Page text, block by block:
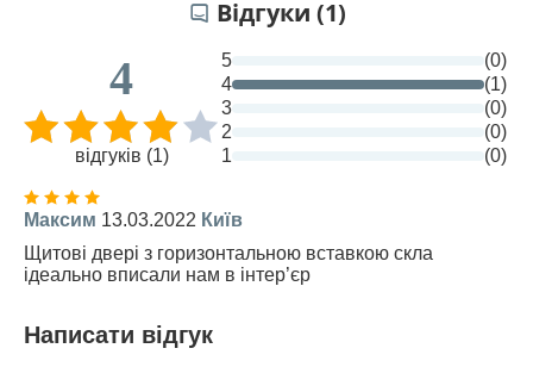
Відгуки (1)
4
відгуків (1)
5
(0)
4
(1)
3
(0)
2
(0)
1
(0)
Максим 13.03.2022 Київ
Щитові двері з горизонтальною вставкою скла
ідеально вписали нам в інтер’єр
Написати відгук